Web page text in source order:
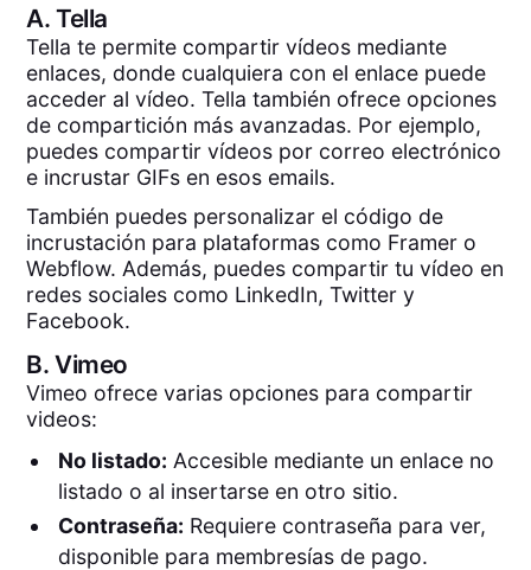
A.Tella
Tella te permite compartir vídeos mediante
enlaces, donde cualquiera con el enlace puede
acceder al vídeo. Tella también ofrece opciones
de compartición más avanzadas. Por ejemplo,
puedes compartir vídeos por correo electrónico
e incrustar GIFs en esos emails.
También puedes personalizar el código de
incrustación para plataformas como Framer o
Webflow. Además, puedes compartir tu vídeo en
redes sociales como LinkedIn, Twitter y
Facebook.
B.Vimeo
Vimeo ofrece varias opciones para compartir
videos:
No listado: Accesible mediante un enlace no
listado o al insertarse en otro sitio.
Contraseña: Requiere contraseña para ver,
disponible para membresías de pago.